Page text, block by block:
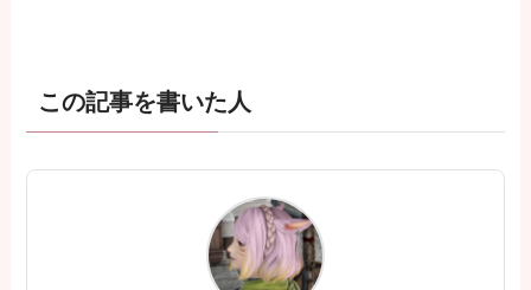
この記事を書いた人